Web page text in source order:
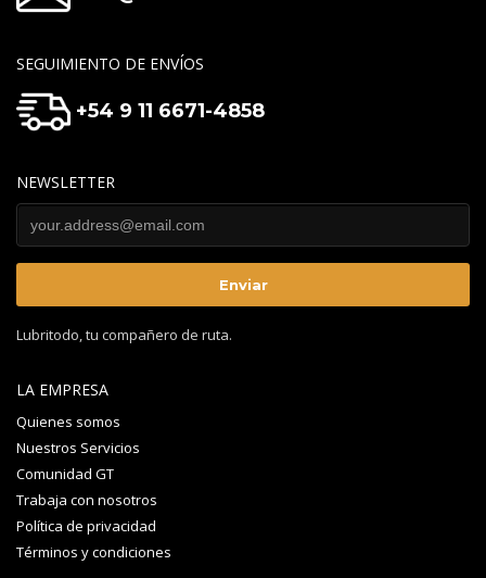
SEGUIMIENTO DE ENVÍOS
+54 9 11 6671-4858
NEWSLETTER
Lubritodo, tu compañero de ruta.
LA EMPRESA
Quienes somos
Nuestros Servicios
Comunidad GT
Trabaja con nosotros
Política de privacidad
Términos y condiciones